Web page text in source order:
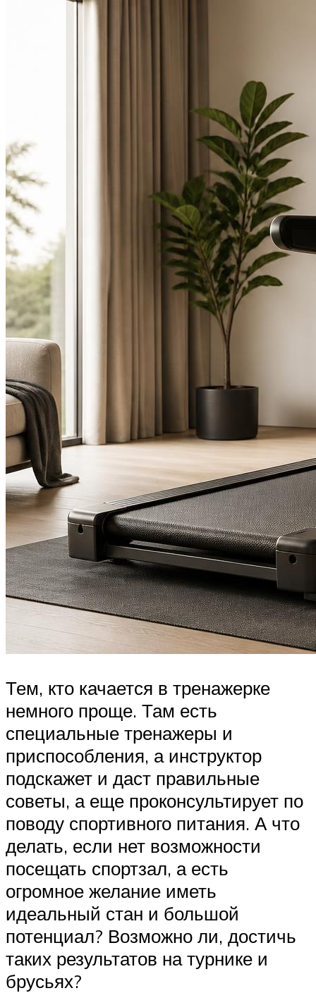
Тем, кто качается в тренажерке
немного проще. Там есть
специальные тренажеры и
приспособления, а инструктор
подскажет и даст правильные
советы, а еще проконсультирует по
поводу спортивного питания. А что
делать, если нет возможности
посещать спортзал, а есть
огромное желание иметь
идеальный стан и большой
потенциал? Возможно ли, достичь
таких результатов на турнике и
брусьях?